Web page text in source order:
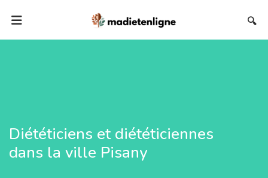
🔍
Diététiciens et diététiciennes
dans la ville Pisany